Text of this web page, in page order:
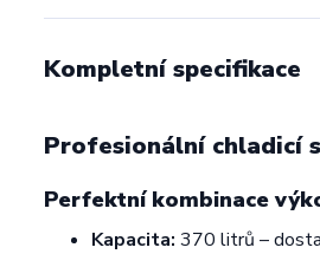
Kompletní specifikace
Profesionální chladicí
Perfektní kombinace
Kapacita: 370 litrů –